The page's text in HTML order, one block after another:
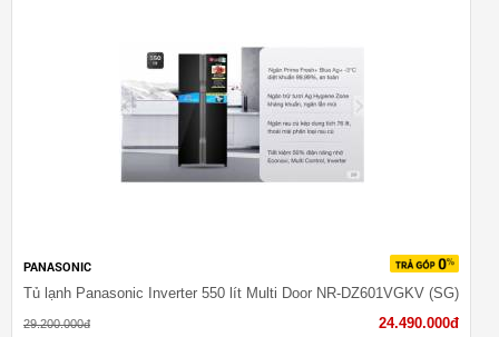
PANASONIC
Tủ lạnh Panasonic Inverter 550 lít Multi Door NR-DZ601VGKV (SG)
29.200.000đ 24.490.000đ